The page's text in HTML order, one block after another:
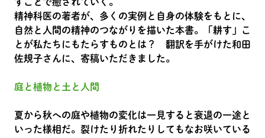
精神科医の著者が、多くの実例と自身の体験をもとに、
自然と人間の精神のつながりを描いた本書。「耕す」こ
とが私たちにもたらすものとは？ 翻訳を手がけた和田
佐規子さんに、寄稿いただきました。
庭と植物と土と人間
夏から秋への庭や植物の変化は一見すると衰退の一途と
いった様相だ。裂けたり折れたりしてもなお咲いている